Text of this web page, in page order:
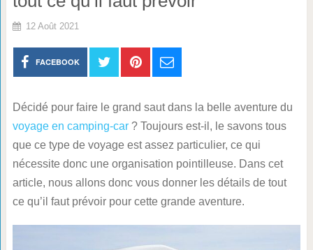
12 Août 2021
FACEBOOK
Décidé pour faire le grand saut dans la belle aventure du
voyage en camping-car? Toujours est-il, le savons tous
que ce type de voyage est assez particulier, ce qui
nécessite donc une organisation pointilleuse. Dans cet
article, nous allons donc vous donner les détails de tout
ce qu’il faut prévoir pour cette grande aventure.